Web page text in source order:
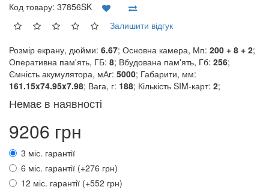
Код товару: 37856SK
Залишити відгук
Розмір екрану, дюйми: 6.67; Основна камера, Мп: 200 + 8 + 2;
Оперативна пам'ять, ГБ: 8; Вбудована пам'ять, Гб: 256;
Ємність акумулятора, мАг: 5000; Габарити, мм:
161.15x74.95x7.98; Вага, г: 188; Кількість SIM-карт: 2;
Немає в наявності
9206 грн
3 міс. гарантії
6 міс. гарантії (+276 грн)
12 міс. гарантії (+552 грн)